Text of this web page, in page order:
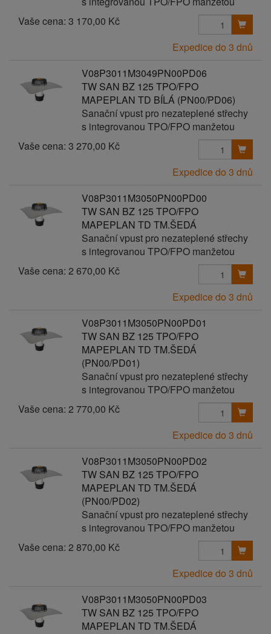
Vaše cena: 3 170,00 Kč
Expedice do 3 dnů
V08P3011M3049PN00PD06
TW SAN BZ 125 TPO/FPO
MAPEPLAN TD BÍLÁ (PN00/PD06)
Sanační vpust pro nezateplené střechy
s integrovanou TPO/FPO manžetou
Vaše cena: 3 270,00 Kč
Expedice do 3 dnů
V08P3011M3050PN00PD00
TW SAN BZ 125 TPO/FPO
MAPEPLAN TD TM.ŠEDÁ
Sanační vpust pro nezateplené střechy
s integrovanou TPO/FPO manžetou
Vaše cena: 2 670,00 Kč
Expedice do 3 dnů
V08P3011M3050PN00PD01
TW SAN BZ 125 TPO/FPO
MAPEPLAN TD TM.ŠEDÁ
(PN00/PD01)
Sanační vpust pro nezateplené střechy
s integrovanou TPO/FPO manžetou
Vaše cena: 2 770,00 Kč
Expedice do 3 dnů
V08P3011M3050PN00PD02
TW SAN BZ 125 TPO/FPO
MAPEPLAN TD TM.ŠEDÁ
(PN00/PD02)
Sanační vpust pro nezateplené střechy
s integrovanou TPO/FPO manžetou
Vaše cena: 2 870,00 Kč
Expedice do 3 dnů
V08P3011M3050PN00PD03
TW SAN BZ 125 TPO/FPO
MAPEPLAN TD TM.ŠEDÁ